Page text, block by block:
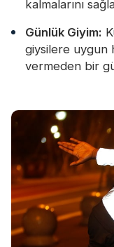
kalmalarını
Günlük Giyim:
giysilere uygun
vermeden bir